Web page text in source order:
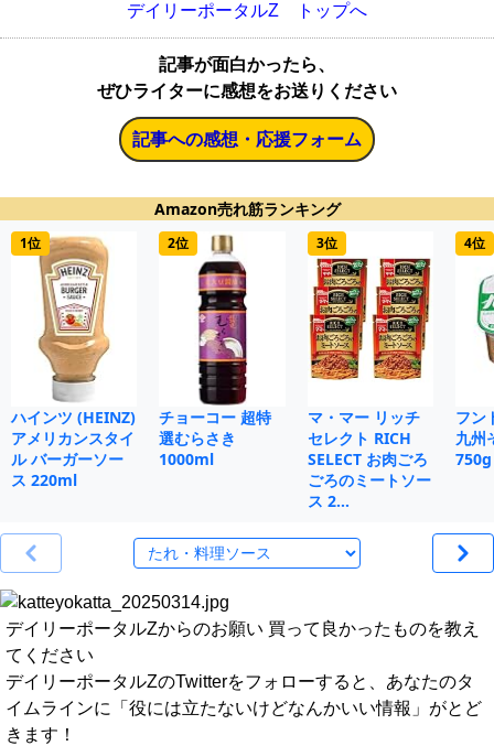
デイリーポータルZ トップへ
記事が面白かったら、
ぜひライターに感想をお送りください
記事への感想・応援フォーム
Amazon売れ筋ランキング
1位
ハインツ (HEINZ)
アメリカンスタイ
ル バーガーソー
ス 220ml
2位
チョーコー 超特
選むらさき
1000ml
3位
マ・マー リッチ
セレクト RICH
SELECT お肉ごろ
ごろのミートソー
ス 2…
4位
フン
九州
750g
デイリーポータルZからのお願い 買って良かったものを教え
てください
デイリーポータルZのTwitterをフォローすると、あなたのタ
イムラインに「役には立たないけどなんかいい情報」がとど
きます！